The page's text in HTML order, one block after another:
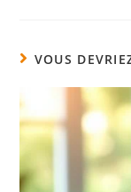
VOUS